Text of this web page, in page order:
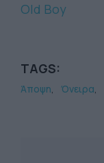
Old Boy
TAGS:
Άποψη Όνειρα